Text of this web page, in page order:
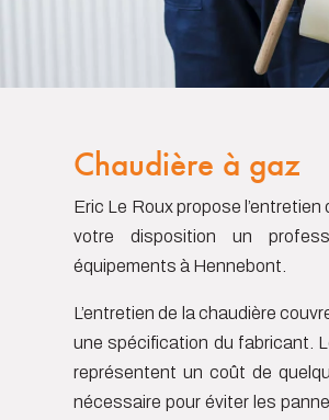
Chaudière à gaz
Eric Le Roux propose
votre disposition un
équipements à Hennebont.
L’entretien de la chaudière
une spécification du fabricant.
représentent un coût de
nécessaire pour éviter les